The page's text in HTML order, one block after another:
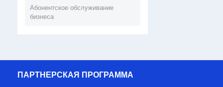
Абонентское обслуживание
бизнеса
ПАРТНЕРСКАЯ ПРОГРАММА